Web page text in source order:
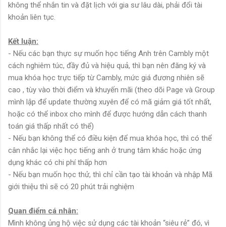
không thể nhắn tin và đặt lịch với gia sư lâu dài, phải đổi tài
khoản liên tục.
Kết luận:
- Nếu các bạn thực sự muốn học tiếng Anh trên Cambly một
cách nghiêm túc, đầy đủ và hiệu quả, thì bạn nên đăng ký và
mua khóa học trực tiếp từ Cambly, mức giá đương nhiên sẽ
cao , tùy vào thời điểm và khuyến mãi (theo dõi Page và Group
mình lập để update thường xuyên để có mã giảm giá tốt nhất,
hoặc có thể inbox cho mình để được hướng dẫn cách thanh
toán giá thấp nhất có thể)
- Nếu bạn không thể có điều kiện để mua khóa học, thì có thể
cân nhắc lại việc học tiếng anh ở trung tâm khác hoặc ứng
dụng khác có chi phí thấp hơn
- Nếu bạn muốn học thử, thì chỉ cần tạo tài khoản và nhập Mã
giới thiệu thì sẽ có 20 phút trải nghiệm
Quan điểm cá nhân:
Mình không ủng hộ việc sử dụng các tài khoản “siêu rẻ” đó, vì